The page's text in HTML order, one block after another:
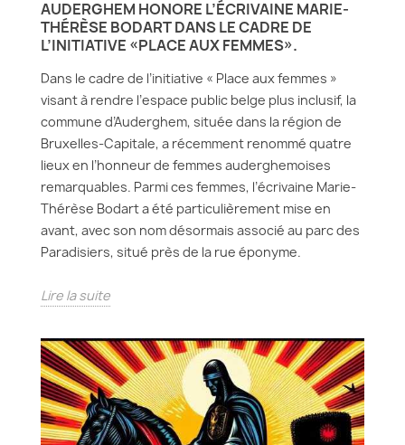
AUDERGHEM HONORE L’ÉCRIVAINE MARIE-
THÉRÈSE BODART DANS LE CADRE DE
L’INITIATIVE «PLACE AUX FEMMES».
Dans le cadre de l’initiative « Place aux femmes »
visant à rendre l’espace public belge plus inclusif, la
commune d’Auderghem, située dans la région de
Bruxelles-Capitale, a récemment renommé quatre
lieux en l’honneur de femmes auderghemoises
remarquables. Parmi ces femmes, l’écrivaine Marie-
Thérèse Bodart a été particulièrement mise en
avant, avec son nom désormais associé au parc des
Paradisiers, situé près de la rue éponyme.
Lire la suite